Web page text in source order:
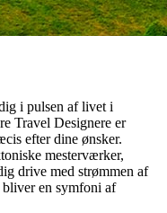
i pulsen af livet i
Travel Designere er
efter dine ønsker.
mesterværker,
drive med strømmen af
en symfoni af